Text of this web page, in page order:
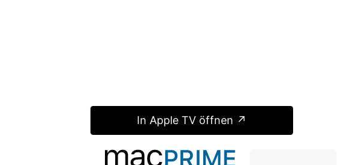
In Apple TV öffnen ↗